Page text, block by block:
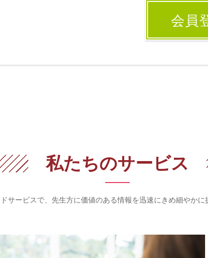
会員
私たちのサービス
サービスで、先生方に価値のある情報を迅速にきめ細やかに